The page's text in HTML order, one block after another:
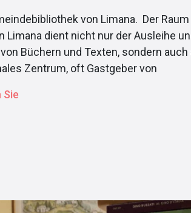
von Limana. Der
Limana dient nicht nur der Ausleihe
Büchern und Texten, sondern auch
Zentrum, oft Gastgeber von
Sie